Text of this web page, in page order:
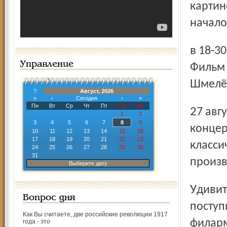
Управление
?
Август, 2026
«
‹ Сегодня ›
»
Пн
Вт Ср Чт Пт Сб
Вс
1
2
3
4 5 6 7 8
9
10
11 12 13 14 15
16
17
18 19 20 21 22
23
24
25 26 27 28 29
30
31
Выберите дату
Вопрос дня
Как Вы считаете, две российские революции 1917
года - это
начало
в 18-30. Организатор встречи – киноклуб «Современник».
Фильм
27 августа, в субботу, в арт-клубе «Перекрёсток» –
Удивительный музыкант и композитор вырос в Рыбинске,